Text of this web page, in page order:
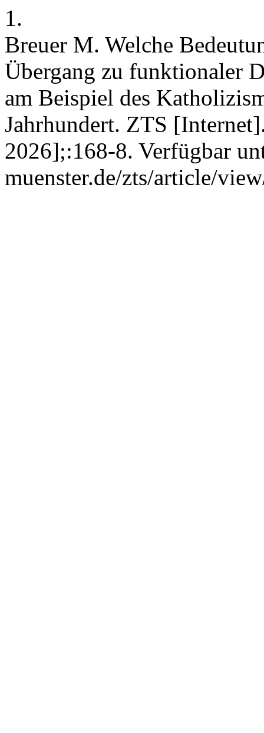
1.
Breuer M. Welche
Übergang zu funktionaler
am Beispiel des
Jahrhundert. ZTS
2026];:168-8. Verfügbar
muenster.de/zts/article/